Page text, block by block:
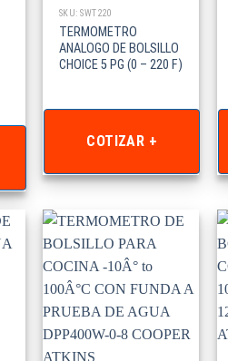
SKU: SWT220
TERMOMETRO
ANALOGO DE BOLSILLO
CHOICE 5 PG (0 – 220 F)
COTIZAR +